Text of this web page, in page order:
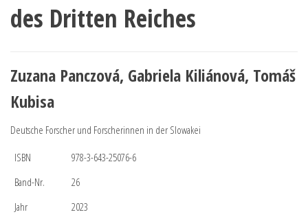
des Dritten Reiches
Zuzana Panczová, Gabriela Kiliánová, Tomáš
Kubisa
Deutsche Forscher und Forscherinnen in der Slowakei
ISBN
978-3-643-25076-6
Band-Nr.
26
Jahr
2023